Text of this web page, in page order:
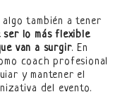
algo también a tener
ser lo más flexible
van a surgir. En
coach profesional
y mantener el
del evento.